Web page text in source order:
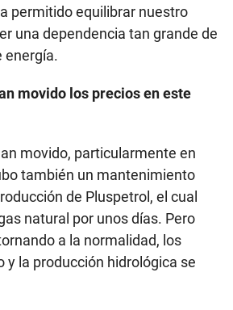
permitido equilibrar nuestro
una dependencia tan grande de
energía.
movido los precios en este
movido, particularmente en
también un mantenimiento
de Pluspetrol, el cual
natural por unos días. Pero
a la normalidad, los
y la producción hidrológica se